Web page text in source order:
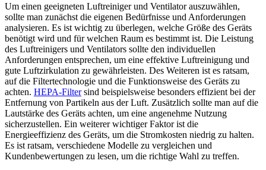
Um einen geeigneten Luftreiniger und Ventilator auszuwählen,
sollte man zunächst die eigenen Bedürfnisse und Anforderungen
analysieren. Es ist wichtig zu überlegen, welche Größe des Geräts
benötigt wird und für welchen Raum es bestimmt ist. Die Leistung
des Luftreinigers und Ventilators sollte den individuellen
Anforderungen entsprechen, um eine effektive Luftreinigung und
gute Luftzirkulation zu gewährleisten. Des Weiteren ist es ratsam,
auf die Filtertechnologie und die Funktionsweise des Geräts zu
achten. HEPA-Filtersind beispielsweise besonders effizient bei der
Entfernung von Partikeln aus der Luft. Zusätzlich sollte man auf die
Lautstärke des Geräts achten, um eine angenehme Nutzung
sicherzustellen. Ein weiterer wichtiger Faktor ist die
Energieeffizienz des Geräts, um die Stromkosten niedrig zu halten.
Es ist ratsam, verschiedene Modelle zu vergleichen und
Kundenbewertungen zu lesen, um die richtige Wahl zu treffen.